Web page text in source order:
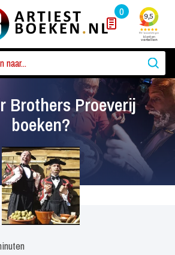
0
Brothers Proeverij
boeken?